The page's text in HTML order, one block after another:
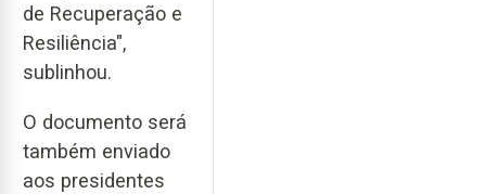
de Recuperação e
Resiliência",
sublinhou.
O documento será
também enviado
aos presidentes